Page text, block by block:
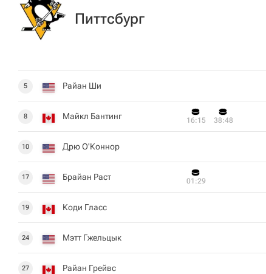
Питтсбург
5 Райан Ши
8 Майкл Бантинг 16:15 38:48
10 Дрю О'Коннор
17 Брайан Раст 01:29
19 Коди Гласс
24 Мэтт Гжельцык
27 Райан Грейвс